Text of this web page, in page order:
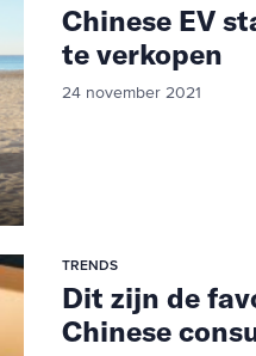
Chinese EV
te verkopen
24 november 2021
TRENDS
Dit zijn de
Chinese